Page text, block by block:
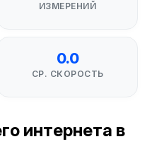
ИЗМЕРЕНИЙ
0.0
СР. СКОРОСТЬ
интернета в